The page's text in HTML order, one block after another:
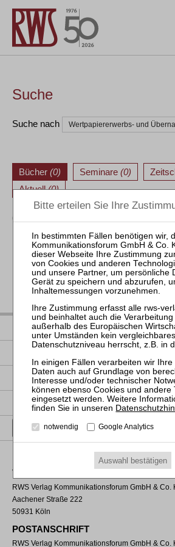
Suche
Suche nach
Bücher (0) Seminare (0)
Aktuell(0)
0 Treffer
IMPRESSUM
NUTZUNGSBESTIMMUNGEN/AGB
PRODUKTSICHERHEIT (GPSR)
VERTRAG WIDERRUFEN
VERLAGSADRESSE
RWS Verlag Kommunikationsforum GmbH & Co.
Aachener Straße 222
50931 Köln
POSTANSCHRIFT
RWS Verlag Kommunikationsforum GmbH & Co.
notwendig Google Analytics
Auswahl bestätigen